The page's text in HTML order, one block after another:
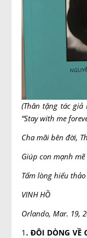
(Thân tặng tác giả
“Stay with me
Cha mãi bên đời,
Giúp con mạnh
Tấm lòng hiếu
VINH HỒ
Orlando, Mar. 19,
1 . ĐÔI DÒNG VỀ